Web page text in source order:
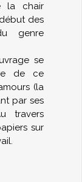
la chair
des
genre
se
de ce
(la
par ses
travers
sur